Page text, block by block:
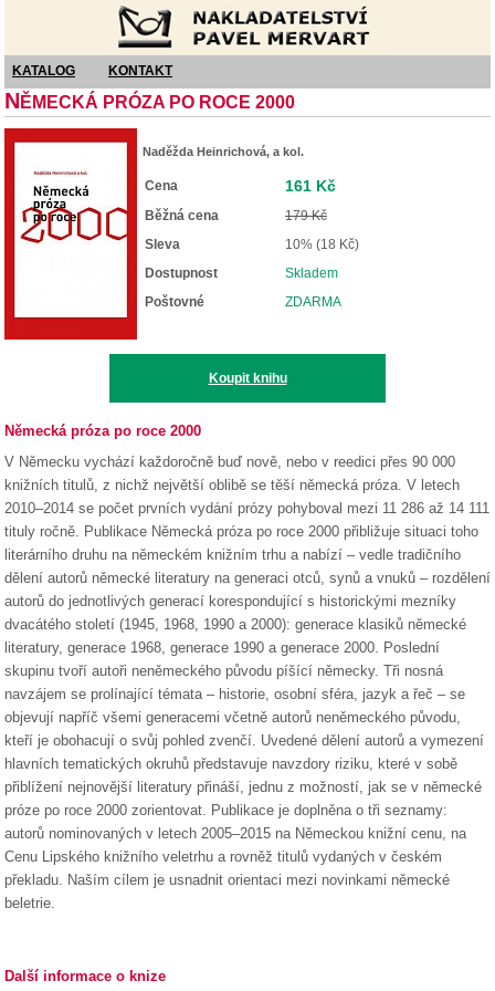
KATALOG KONTAKT
NĚMECKÁ PRÓZA PO ROCE 2000
Naděžda Heinrichová, a kol.
Cena 161 Kč
Běžná cena
179 Kč
Sleva
10% (18 Kč)
Dostupnost
Skladem
Poštovné
ZDARMA
Koupit knihu
Německá próza po roce 2000
V Německu vychází každoročně buď nově, nebo v reedici přes 90 000
knižních titulů, z nichž největší oblibě se těší německá próza. V letech
2010–2014 se počet prvních vydání prózy pohyboval mezi 11 286 až 14 111
tituly ročně. Publikace Německá próza po roce 2000 přibližuje situaci toho
literárního druhu na německém knižním trhu a nabízí – vedle tradičního
dělení autorů německé literatury na generaci otců, synů a vnuků – rozdělení
autorů do jednotlivých generací korespondující s historickými mezníky
dvacátého století (1945, 1968, 1990 a 2000): generace klasiků německé
literatury, generace 1968, generace 1990 a generace 2000. Poslední
skupinu tvoří autoři neněmeckého původu píšící německy. Tři nosná
navzájem se prolínající témata – historie, osobní sféra, jazyk a řeč – se
objevují napříč všemi generacemi včetně autorů neněmeckého původu,
kteří je obohacují o svůj pohled zvenčí. Uvedené dělení autorů a vymezení
hlavních tematických okruhů představuje navzdory riziku, které v sobě
přiblížení nejnovější literatury přináší, jednu z možností, jak se v německé
próze po roce 2000 zorientovat. Publikace je doplněna o tři seznamy:
autorů nominovaných v letech 2005–2015 na Německou knižní cenu, na
Cenu Lipského knižního veletrhu a rovněž titulů vydaných v českém
překladu. Naším cílem je usnadnit orientaci mezi novinkami německé
beletrie.
Další informace o knize